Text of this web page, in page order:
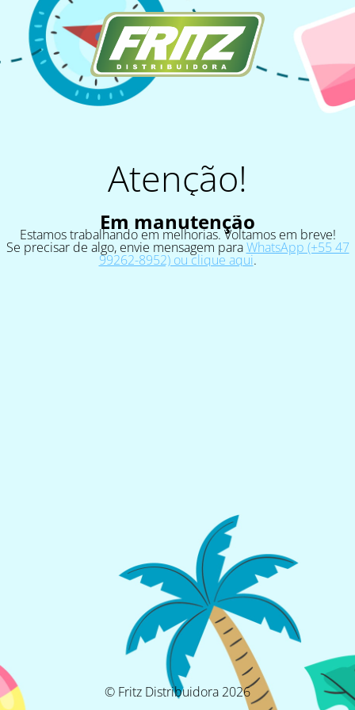
Atenção!
Em manutenção
Estamos trabalhando em melhorias. Voltamos em breve!
Se precisar de algo, envie mensagem paraWhatsApp (+55 47
99262-8952) ou clique aqui.
© Fritz Distribuidora 2026